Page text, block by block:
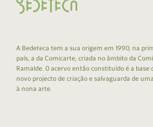
A Bedeteca tem a sua origem em 1990, na
país, a da Comicarte, criada no âmbito da
Ramalde. O acervo então constituído é a base
novo projecto de criação e salvaguarda de
à nona arte.